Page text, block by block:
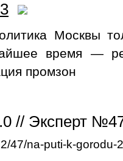
Москвы
время —
промзон
// Эксперт
47/na-puti-k-gorodu-